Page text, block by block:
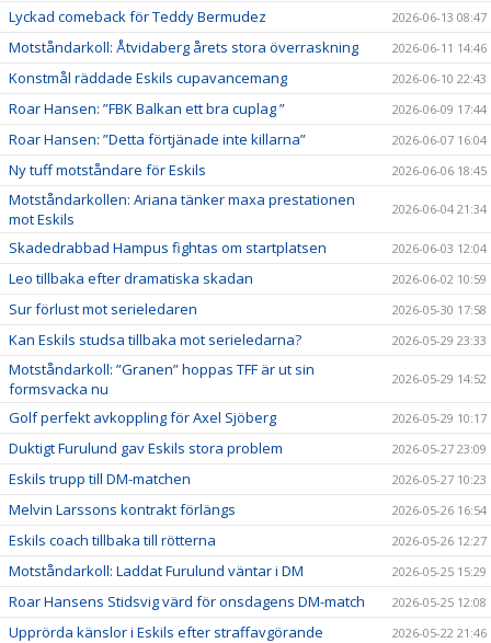
Lyckad comeback för Teddy Bermudez 2026-06-13 08:47
Motståndarkoll: Åtvidaberg årets stora överraskning 2026-06-11 14:46
Konstmål räddade Eskils cupavancemang 2026-06-10 22:43
Roar Hansen: ”FBK Balkan ett bra cuplag ” 2026-06-09 17:44
Roar Hansen: ”Detta förtjänade inte killarna” 2026-06-07 16:04
Ny tuff motståndare för Eskils 2026-06-06 18:45
Motståndarkollen: Ariana tänker maxa prestationen
mot Eskils
2026-06-04 21:34
Skadedrabbad Hampus fightas om startplatsen 2026-06-03 12:04
Leo tillbaka efter dramatiska skadan 2026-06-02 10:59
Sur förlust mot serieledaren 2026-05-30 17:58
Kan Eskils studsa tillbaka mot serieledarna? 2026-05-29 23:33
Motståndarkoll: ”Granen” hoppas TFF är ut sin
formsvacka nu
2026-05-29 14:52
Golf perfekt avkoppling för Axel Sjöberg 2026-05-29 10:17
Duktigt Furulund gav Eskils stora problem 2026-05-27 23:09
Eskils trupp till DM-matchen 2026-05-27 10:23
Melvin Larssons kontrakt förlängs 2026-05-26 16:54
Eskils coach tillbaka till rötterna 2026-05-26 12:27
Motståndarkoll: Laddat Furulund väntar i DM 2026-05-25 15:29
Roar Hansens Stidsvig värd för onsdagens DM-match 2026-05-25 12:08
Upprörda känslor i Eskils efter straffavgörande 2026-05-22 21:46